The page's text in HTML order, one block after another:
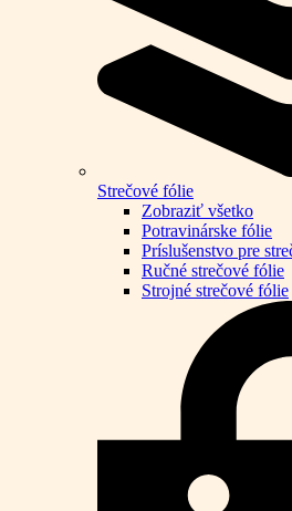
Strečové fólie
Zobraziť všetko
Potravinárske fólie
Príslušenstvo pre
Ručné strečové fólie
Strojné strečové fólie